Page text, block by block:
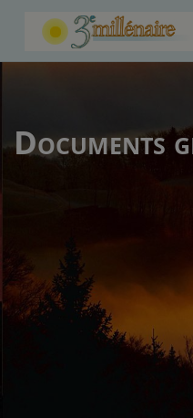
Documents